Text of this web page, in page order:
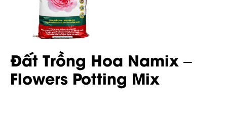
Đất Trồng Hoa Namix –
Flowers Potting Mix